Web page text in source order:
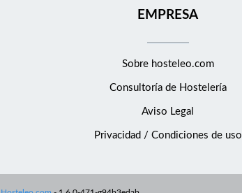
EMPRESA
Sobre hosteleo.com
Consultoría de Hostelería
Aviso Legal
Privacidad / Condiciones de uso